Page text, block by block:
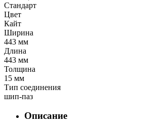
Стандарт
Цвет
Кайт
Ширина
443 мм
Длина
443 мм
Толщина
15 мм
Тип соединения
шип-паз
Описание